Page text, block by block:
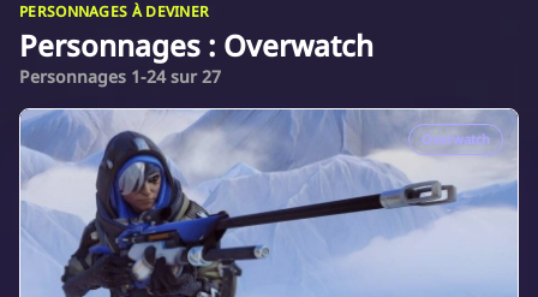
PERSONNAGES À DEVINER
Personnages : Overwatch
Personnages 1-24 sur 27
Overwatch